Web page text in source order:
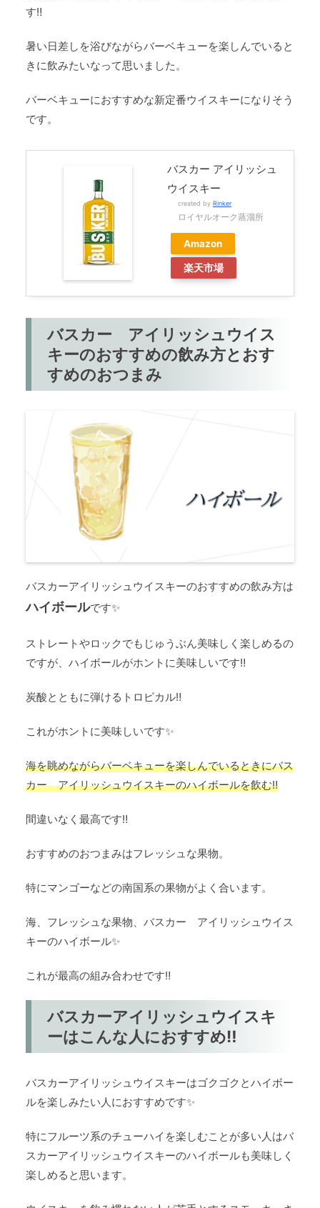
す‼
暑い日差しを浴びながらバーベキューを楽しんでいると
きに飲みたいなって思いました。
バーベキューにおすすめな新定番ウイスキーになりそう
です。
バスカー アイリッシュ
ウイスキー
created by Rinker
ロイヤルオーク蒸溜所
Amazon
楽天市場
バスカー アイリッシュウイス
キーのおすすめの飲み方とおす
すめのおつまみ
バスカーアイリッシュウイスキーのおすすめの飲み方は
ハイボールです✨
ストレートやロックでもじゅうぶん美味しく楽しめるの
ですが、ハイボールがホントに美味しいです‼
炭酸とともに弾けるトロピカル‼
これがホントに美味しいです✨
海を眺めながらバーベキューを楽しんでいるときにバス
カー アイリッシュウイスキーのハイボールを飲む‼
間違いなく最高です‼
おすすめのおつまみはフレッシュな果物。
特にマンゴーなどの南国系の果物がよく合います。
海、フレッシュな果物、バスカー アイリッシュウイス
キーのハイボール✨
これが最高の組み合わせです‼
バスカーアイリッシュウイスキ
ーはこんな人におすすめ‼
バスカーアイリッシュウイスキーはゴクゴクとハイボー
ルを楽しみたい人におすすめです✨
特にフルーツ系のチューハイを楽しむことが多い人はバ
スカーアイリッシュウイスキーのハイボールも美味しく
楽しめると思います。